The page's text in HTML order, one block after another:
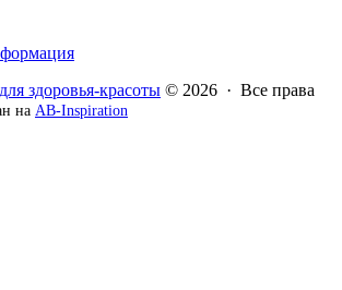
здоровья-красоты © 2026 · Все права
на AB-Inspiration